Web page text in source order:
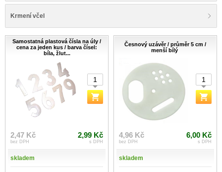
Krmení včel
Samostatná plastová čísla na úly /
cena za jeden kus / barva čísel:
bíla, žlut...
2,47 Kč
bez DPH
2,99 Kč
s DPH
skladem
Česnový uzávěr / průměr 5 cm /
menší bílý
4,96 Kč
bez DPH
6,00 Kč
s DPH
skladem